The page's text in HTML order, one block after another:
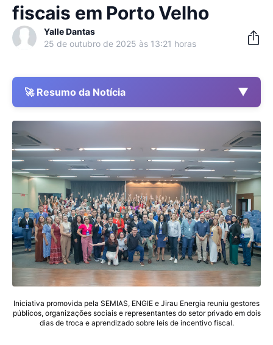
fiscais em Porto Velho
Yalle Dantas
25 de outubro de 2025 às 13:21 horas
🚀 Resumo da Notícia ▼
Iniciativa promovida pela SEMIAS, ENGIE e Jirau Energia reuniu gestores
públicos, organizações sociais e representantes do setor privado em dois
dias de troca e aprendizado sobre leis de incentivo fiscal.